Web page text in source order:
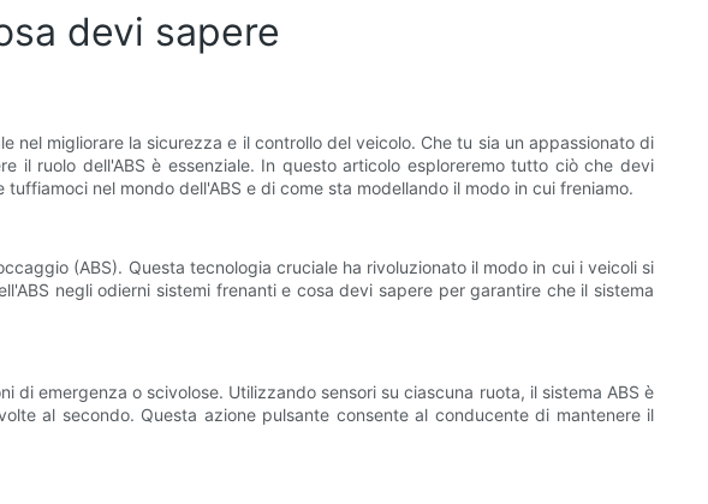
devi sapere
migliorare la sicurezza e il controllo del veicolo. Che tu sia un appassionato di
il ruolo dell'ABS è essenziale. In questo articolo esploreremo tutto ciò che devi
nel mondo dell'ABS e di come sta modellando il modo in cui freniamo.
(ABS). Questa tecnologia cruciale ha rivoluzionato il modo in cui i veicoli si
negli odierni sistemi frenanti e cosa devi sapere per garantire che il sistema
emergenza o scivolose. Utilizzando sensori su ciascuna ruota, il sistema ABS è
al secondo. Questa azione pulsante consente al conducente di mantenere il